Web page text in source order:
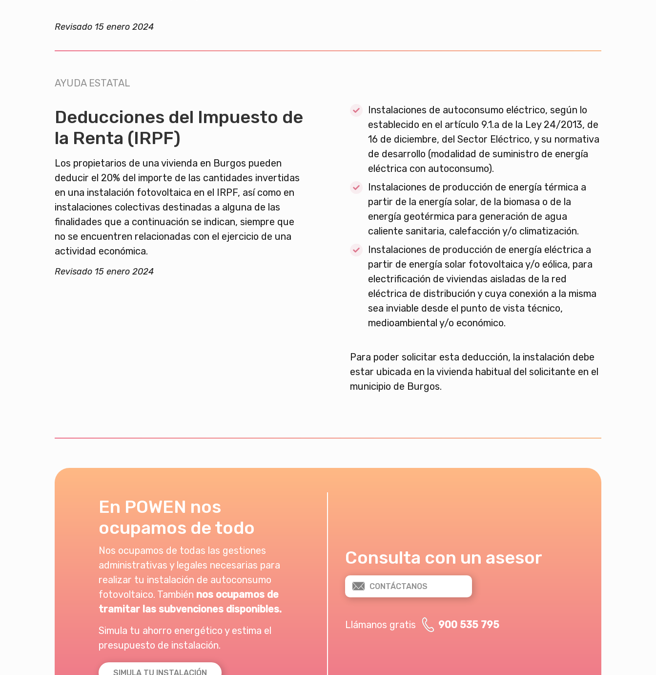
Revisado 15 enero 2024
AYUDA ESTATAL
Deducciones del Impuesto de
la Renta (IRPF)
Los propietarios de una vivienda en Burgos pueden
deducir el 20% del importe de las cantidades invertidas
en una instalación fotovoltaica en el IRPF, así como en
instalaciones colectivas destinadas a alguna de las
finalidades que a continuación se indican, siempre que
no se encuentren relacionadas con el ejercicio de una
actividad económica.
Revisado 15 enero 2024
Instalaciones de autoconsumo eléctrico, según lo
establecido en el artículo 9.1.a de la Ley 24/2013, de
16 de diciembre, del Sector Eléctrico, y su normativa
de desarrollo (modalidad de suministro de energía
eléctrica con autoconsumo).
Instalaciones de producción de energía térmica a
partir de la energía solar, de la biomasa o de la
energía geotérmica para generación de agua
caliente sanitaria, calefacción y/o climatización.
Instalaciones de producción de energía eléctrica a
partir de energía solar fotovoltaica y/o eólica, para
electrificación de viviendas aisladas de la red
eléctrica de distribución y cuya conexión a la misma
sea inviable desde el punto de vista técnico,
medioambiental y/o económico.
Para poder solicitar esta deducción, la instalación debe
estar ubicada en la vivienda habitual del solicitante en el
municipio de Burgos.
En POWEN nos
ocupamos de todo
Nos ocupamos de todas las gestiones
administrativas y legales necesarias para
realizar tu instalación de autoconsumo
fotovoltaico. También nos ocupamos de
tramitar las subvenciones disponibles.
Simula tu ahorro energético y estima el
presupuesto de instalación.
SIMULA TU INSTALACIÓN
Consulta con un asesor
CONTÁCTANOS
Llámanos gratis 900 535 795